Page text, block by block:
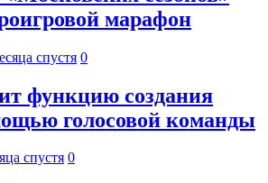
марафон
спустя 0
функцию создания
голосовой команды
спустя 0